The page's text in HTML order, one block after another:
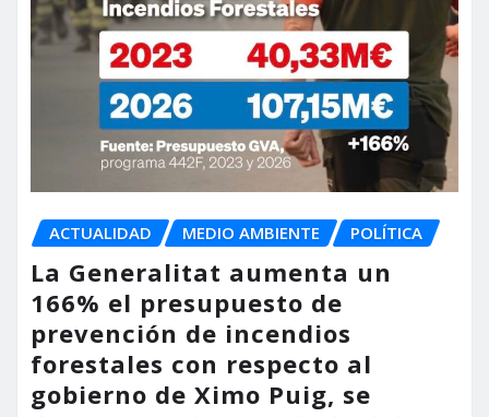
ACTUALIDAD MEDIO AMBIENTE POLÍTICA
La Generalitat aumenta un
166% el presupuesto de
prevención de incendios
forestales con respecto al
gobierno de Ximo Puig, se